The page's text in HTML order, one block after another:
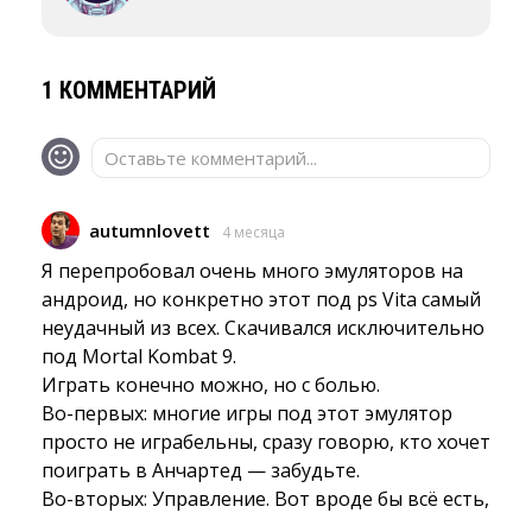
1 КОММЕНТАРИЙ
Оставьте комментарий...
autumnlovett 4 месяца
Я перепробовал очень много эмуляторов на
андроид, но конкретно этот под ps Vita самый
неудачный из всех. Скачивался исключительно
под Mortal Kombat 9.
Играть конечно можно, но с болью.
Во-первых: многие игры под этот эмулятор
просто не играбельны, сразу говорю, кто хочет
поиграть в Анчартед — забудьте.
Во-вторых: Управление. Вот вроде бы всё есть,